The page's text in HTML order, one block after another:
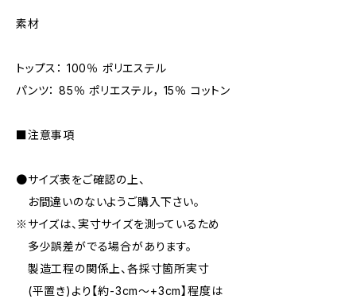
素材
トップス： 100％ ポリエステル
パンツ： 85％ ポリエステル， 15％ コットン
■注意事項
●サイズ表をご確認の上、
お間違いのないようご購入下さい。
※サイズは、実寸サイズを測っているため
多少誤差がでる場合があります。
製造工程の関係上、各採寸箇所実寸
(平置き)より【約-3cm〜+3cm】程度は